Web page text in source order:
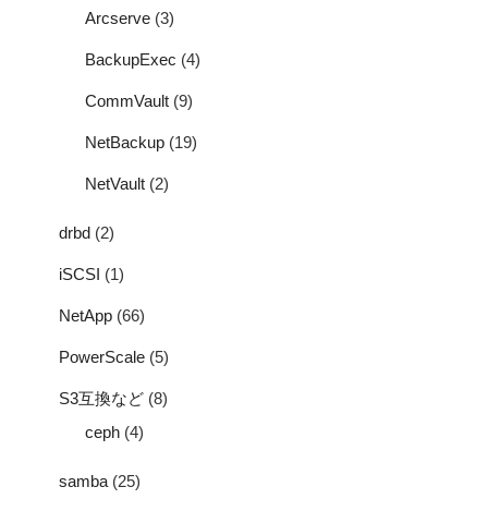
Arcserve (3)
BackupExec (4)
CommVault (9)
NetBackup (19)
NetVault (2)
drbd (2)
iSCSI (1)
NetApp (66)
PowerScale (5)
S3互換など (8)
ceph (4)
samba (25)